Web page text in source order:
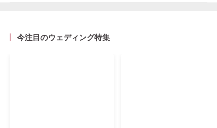
今注目のウェディング特集